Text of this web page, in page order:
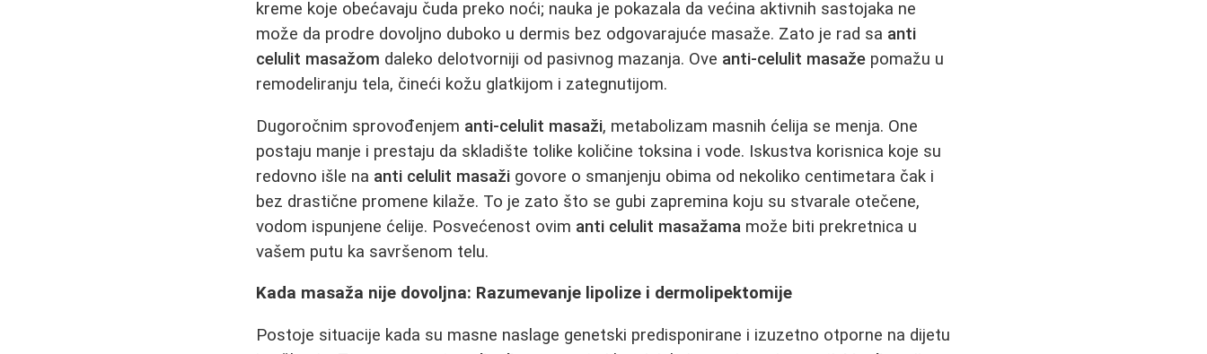
kreme koje obećavaju čuda preko noći; nauka je pokazala da većina aktivnih sastojaka ne
može da prodre dovoljno duboko u dermis bez odgovarajuće masaže. Zato je rad sa anti
celulit masažom daleko delotvorniji od pasivnog mazanja. Ove anti-celulit masaže pomažu u
remodeliranju tela, čineći kožu glatkijom i zategnutijom.
Dugoročnim sprovođenjem anti-celulit masaži, metabolizam masnih ćelija se menja. One
postaju manje i prestaju da skladište tolike količine toksina i vode. Iskustva korisnica koje su
redovno išle na anti celulit masaži govore o smanjenju obima od nekoliko centimetara čak i
bez drastične promene kilaže. To je zato što se gubi zapremina koju su stvarale otečene,
vodom ispunjene ćelije. Posvećenost ovim anti celulit masažama može biti prekretnica u
vašem putu ka savršenom telu.
Kada masaža nije dovoljna: Razumevanje lipolize i dermolipektomije
Postoje situacije kada su masne naslage genetski predisponirane i izuzetno otporne na dijetu